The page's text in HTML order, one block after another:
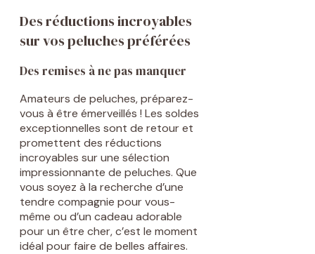
Des réductions incroyables
sur vos peluches préférées
Des remises à ne pas manquer
Amateurs de peluches, préparez-
vous à être émerveillés ! Les soldes
exceptionnelles sont de retour et
promettent des réductions
incroyables sur une sélection
impressionnante de peluches. Que
vous soyez à la recherche d’une
tendre compagnie pour vous-
même ou d’un cadeau adorable
pour un être cher, c’est le moment
idéal pour faire de belles affaires.